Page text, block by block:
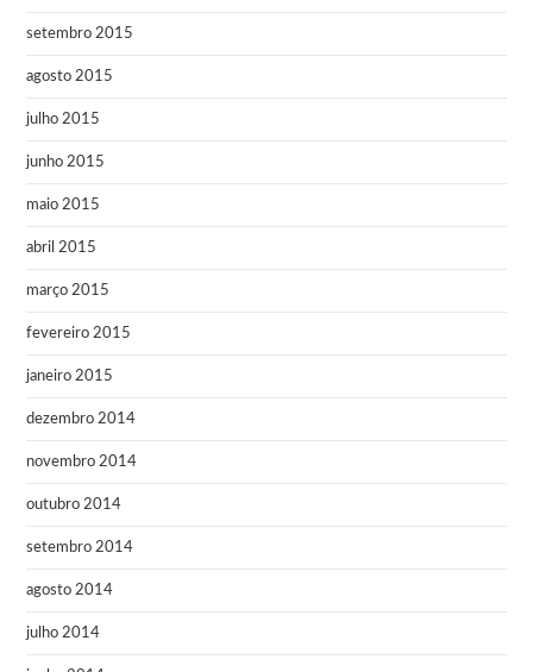
setembro 2015
agosto 2015
julho 2015
junho 2015
maio 2015
abril 2015
março 2015
fevereiro 2015
janeiro 2015
dezembro 2014
novembro 2014
outubro 2014
setembro 2014
agosto 2014
julho 2014